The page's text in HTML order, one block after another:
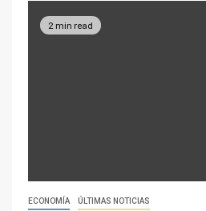
2 min read
ECONOMÍA ÚLTIMAS NOTICIAS